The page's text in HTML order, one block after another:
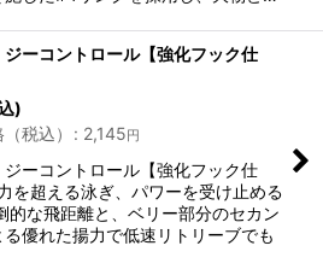
ーコントロール【強化フック仕
)
税込）
: 2,145 円
ーコントロール【強化フック仕
を超える泳ぎ、パワーを受け止める
的な飛距離と、ベリー部分のセカン
る優れた揚力で低速リトリーブでも